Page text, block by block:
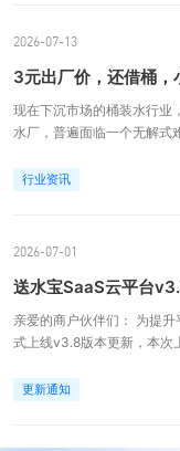
2026-07-13
3元出厂价，还借桶，
现在下沉市场的桶装水行业
水厂，普遍面临一个无解式
行业资讯
2026-07-01
送水宝SaaS云平台
亲爱的商户伙伴们： 为提
式上线v3.8版本更新，本次
更新通知